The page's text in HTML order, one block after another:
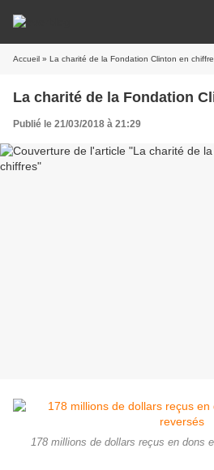
Accueil » La charité de la Fondation Clinton en
La charité de la Fondation
Publié le 21/03/2018 à 21:29
178 millions de dollars reçus en dons